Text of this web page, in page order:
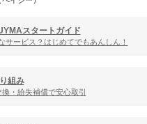
スタートガイド
サービス？はじめてでもあんしん！
組み
・紛失補償で安心取引